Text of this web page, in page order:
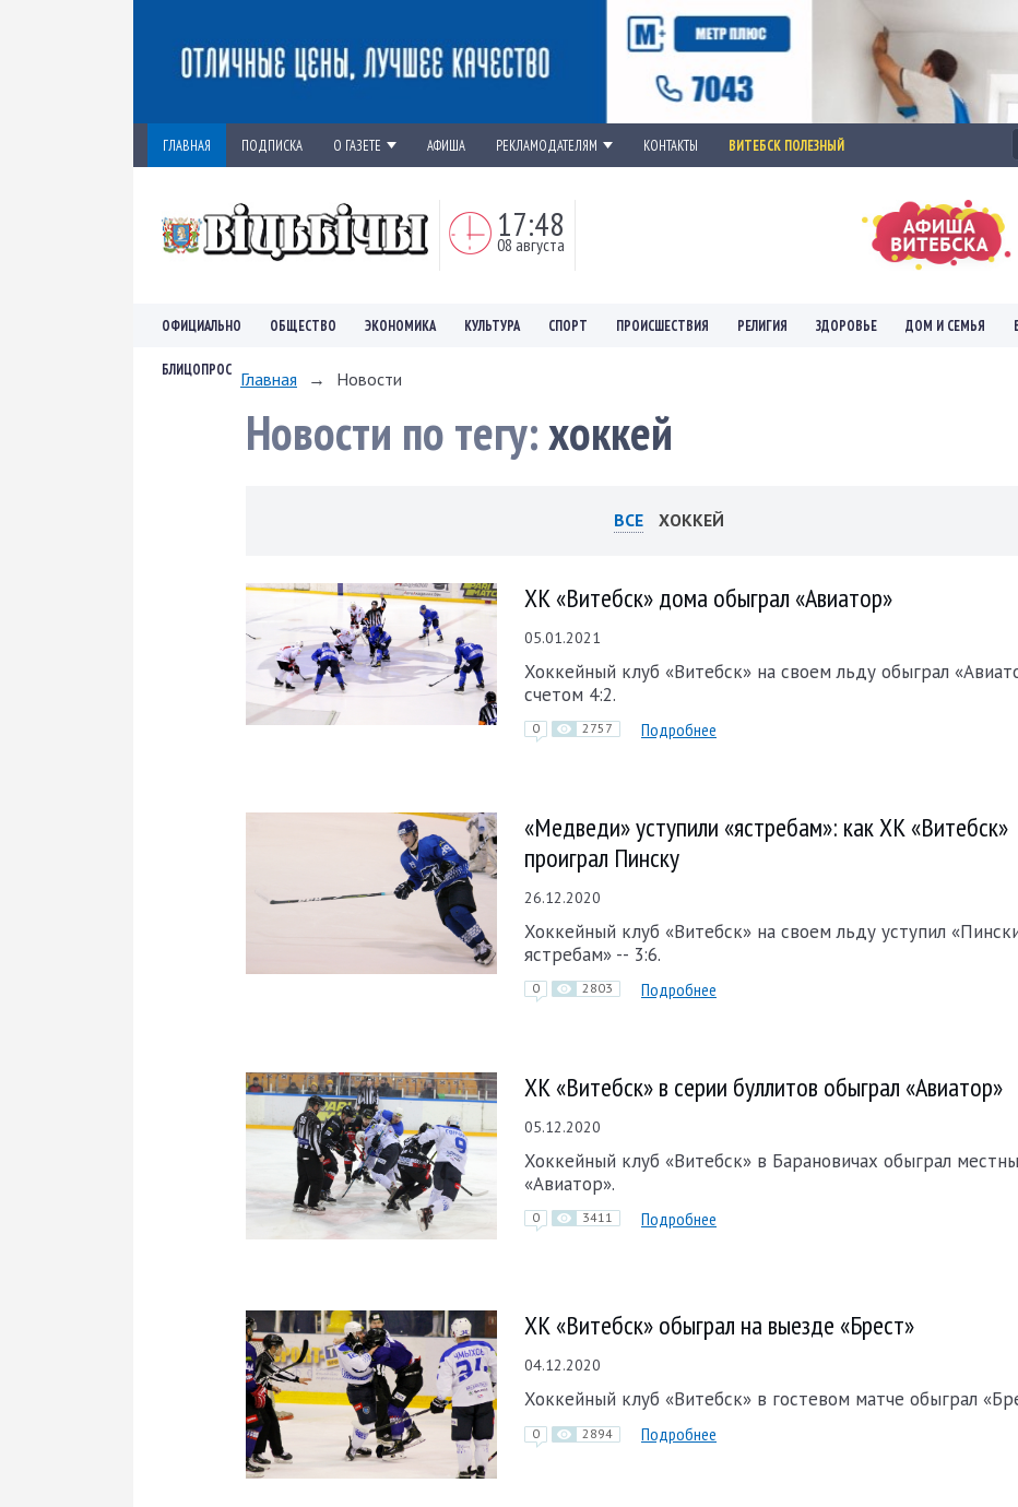
ГЛАВНАЯ ПОДПИСКА О ГАЗЕТЕ АФИША РЕКЛАМОДАТЕЛЯМ КОНТАКТЫ ВИТЕБСК ПОЛЕЗНЫЙ
17:48
08 августа
ОФИЦИАЛЬНО ОБЩЕСТВО ЭКОНОМИКА КУЛЬТУРА СПОРТ ПРОИСШЕСТВИЯ РЕЛИГИЯ ЗДОРОВЬЕ ДОМ И СЕМЬЯ
БЛИЦОПРОС Главная → Новости
Новости по тегу:хоккей
ВСЕ ХОККЕЙ
ХК «Витебск» дома обыграл «Авиатор»
05.01.2021
Хоккейный клуб «Витебск» на своем льду обыграл
счетом 4:2.
0 2757 Подробнее
«Медведи» уступили «ястребам»: как ХК «Витебск»
проиграл Пинску
26.12.2020
Хоккейный клуб «Витебск» на своем льду уступил
ястребам» -- 3:6.
0 2803 Подробнее
ХК «Витебск» в серии буллитов обыграл «Авиатор»
05.12.2020
Хоккейный клуб «Витебск» в Барановичах обыграл
«Авиатор».
0 3411 Подробнее
ХК «Витебск» обыграл на выезде «Брест»
04.12.2020
Хоккейный клуб «Витебск» в гостевом матче обыграл
0 2894 Подробнее